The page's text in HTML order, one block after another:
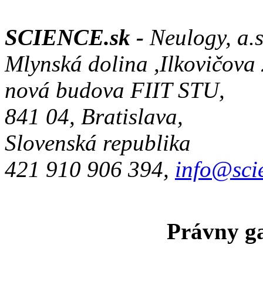
SCIENCE.sk - Neulogy,
Mlynská dolina ,Ilkovičova
nová budova FIIT STU,
841 04, Bratislava,
Slovenská republika
421 910 906 394,
Právny